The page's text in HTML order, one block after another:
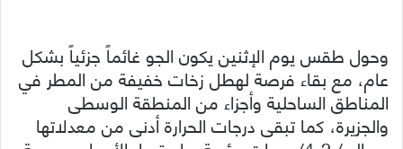
وحول طقس يوم الإثنين يكون الجو غائماً جزئياً بشكل
عام، مع بقاء فرصة لهطل زخات خفيفة من المطر في
المناطق الساحلية وأجزاء من المنطقة الوسطى
والجزيرة، كما تبقى درجات الحرارة أدنى من معدلاتها